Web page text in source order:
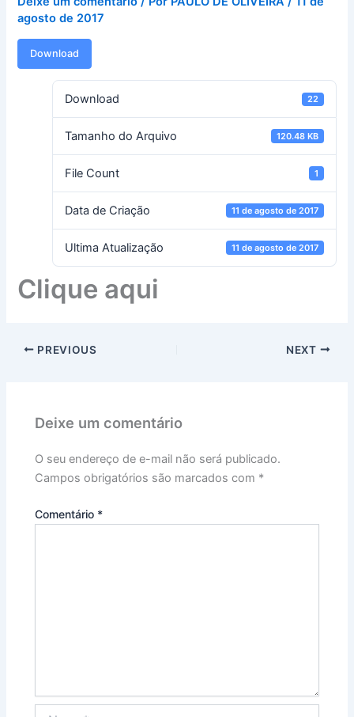
agosto de 2017
Download
Download 22
Tamanho do Arquivo 120.48 KB
File Count 1
Data de Criação 11 de agosto de 2017
Ultima Atualização 11 de agosto de 2017
Clique aqui
PREVIOUS NEXT
Deixe um comentário
O seu endereço de e-mail não será publicado.
Campos obrigatórios são marcados com *
Comentário *